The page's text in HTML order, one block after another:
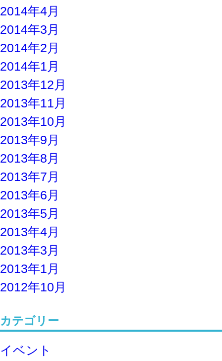
2014年4月
2014年3月
2014年2月
2014年1月
2013年12月
2013年11月
2013年10月
2013年9月
2013年8月
2013年7月
2013年6月
2013年5月
2013年4月
2013年3月
2013年1月
2012年10月
カテゴリー
イベント